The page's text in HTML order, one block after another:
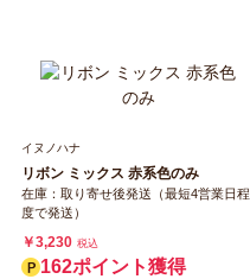
イヌノハナ
リボン ミックス 赤系色のみ
在庫：取り寄せ後発送（最短4営業日程
度で発送）
￥3,230 税込
162ポイント獲得